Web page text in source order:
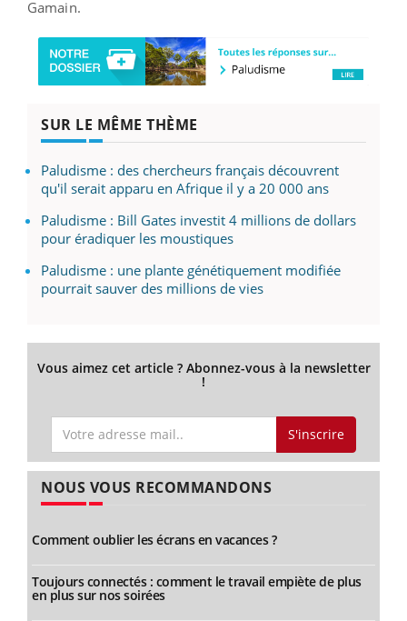
Gamain.
SUR LE MÊME THÈME
Paludisme : des chercheurs français découvrent
qu'il serait apparu en Afrique il y a 20 000 ans
Paludisme : Bill Gates investit 4 millions de dollars
pour éradiquer les moustiques
Paludisme : une plante génétiquement modifiée
pourrait sauver des millions de vies
Vous aimez cet article ? Abonnez-vous à la newsletter
!
S'inscrire
NOUS VOUS RECOMMANDONS
Comment oublier les écrans en vacances ?
Toujours connectés : comment le travail empiète de plus
en plus sur nos soirées